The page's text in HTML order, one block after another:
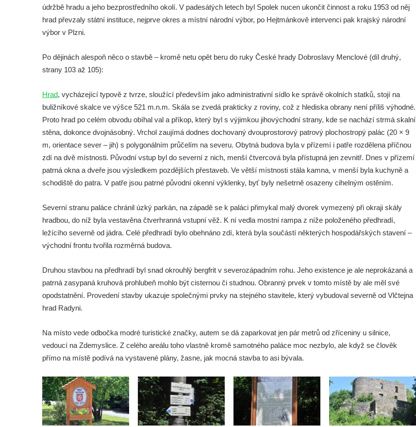
Hrad Rotštejn
Hrad Klamorna
Hrad Egerberk (Lestkov)
Hrad Perštejn (Borschenstein)
Hrad Šumburk (Schönburg)
Hrad Ronov
Tvrz Stranné
Hrad Zbirohy
Hrad Hřídelík
Hrad Vrabinec
Hrad Starý Falkenburk
Hrad Andělská Hora
Hrad Milštejn
Hrad Kalich
Hrad Freudenstein (Jáchymov)
Hrad Hněvín
Hrad Hazmburk
Hrad Oparno
Skalní hrad Stohánek
Hrad Fredevald (Pustý zámek) u České
Kamenice
údržbě hradu a jeho bezprostředního okolí. V padesátých letech byl Spolek nucen ukončit činnost a roku 1953 od něj
hrad převzaly státní instituce, nejprve okres a místní národní výbor, po Hejtmánkově intervenci pak krajský národní
výbor v Plzni.
Po dějinách alespoň něco o stavbě – kromě netu opět beru do ruky České hrady Dobroslavy Menclové (díl druhý,
strany 103 až 105):
Hrad, vycházející typově z tvrze, sloužící především jako administrativní sídlo ke správě okolních statků, stojí na
buližníkové skalce ve výšce 521 m.n.m. Skála se zvedá prakticky z roviny, což z hlediska obrany není příliš výhodné.
Proto hrad po celém obvodu obíhal val a příkop, který byl s výjimkou jihovýchodní strany, kde se nachází strmá skalní
stěna, dokonce dvojnásobný. Vrchol zaujímá dodnes dochovaný dvouprostorový patrový plochostropý palác (20 × 9
m, orientace sever – jih) s polygonálním průčelím na severu. Obytná budova byla v přízemí i patře rozdělena příčnou
zdí na dvě místnosti. Původní vstup byl do severní z nich, menší čtvercová byla přístupná jen zevnitř. Dnes v přízemí
patrná okna a dveře jsou výsledkem pozdějších přestaveb. Ve větší místnosti stála kamna, v menší byla kuchyně a
schodiště do patra. V patře jsou patrné původní okenní výklenky, byť byly nešetrně osazeny cihelným ostěním.
Severní stranu paláce chránil úzký parkán, na západě se k paláci přimykal malý dvorek vymezený při okraji skály
hradbou, do níž byla vestavěna čtverhranná vstupní věž. K ní vedla mostní rampa z níže položeného předhradí,
ležícího severně od jádra. Celé předhradí bylo obehnáno zdí, která byla součástí některých hospodářských stavení –
východní frontu tvořila rozměrná budova.
Druhou stavbou na předhradí byl snad okrouhlý bergfrit v severozápadním rohu. Jeho existence je ale neprokázaná a
patrná zasypaná kruhová prohlubeň mohlo být cisternou či studnou. Obranný prvek v tomto místě by ale měl své
opodstatnění. Provedení stavby ukazuje společnými prvky na stejného stavitele, který vybudoval severně od Vlčtejna
hrad Radyni.
Na místo vede odbočka modré turistické značky, autem se dá zaparkovat jen pár metrů od zříceniny u silnice,
vedoucí na Zdemyslice. Z celého areálu toho vlastně kromě samotného paláce moc nezbylo, ale když se člověk
přímo na místě podívá na vystavené plány, žasne, jak mocná stavba to asi bývala.